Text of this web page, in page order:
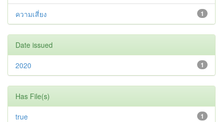
1
ความเสี่ยง
Date issued
1
2020
Has File(s)
1
true